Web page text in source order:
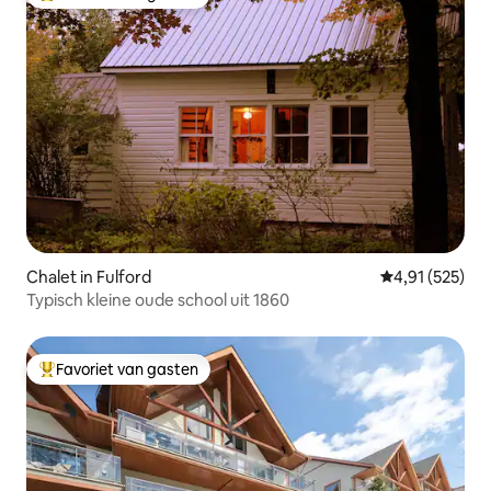
Chalet in Fulford Gemiddelde
4,91 (525)
Typisch kleine oude school uit 1860
Topfavoriet van gasten
Favoriet van gasten